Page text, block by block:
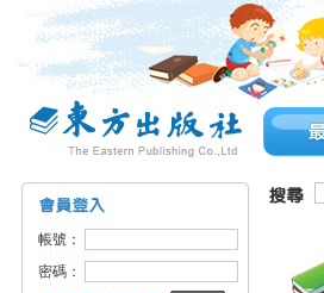
帳號：
密碼：